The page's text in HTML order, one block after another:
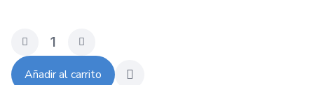
Añadir al carrito